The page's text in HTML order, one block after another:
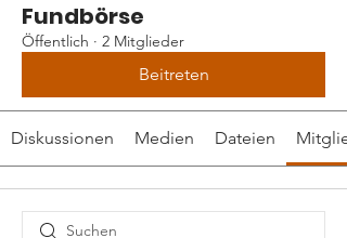
Fundbörse
Öffentlich · 2 Mitglieder
Beitreten
Diskussionen Medien Dateien